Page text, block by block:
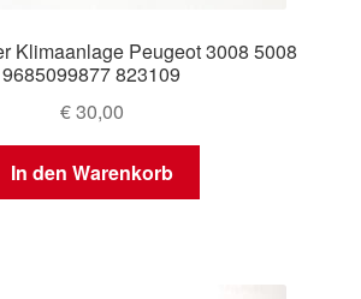
Klimaanlage Peugeot 3008 5008
9685099877 823109
€30,00
In den Warenkorb